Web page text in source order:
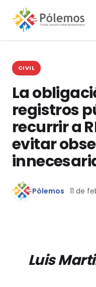
CIVIL
La
registros
recurrir a
evitar
Pólemos 11 de
Luis